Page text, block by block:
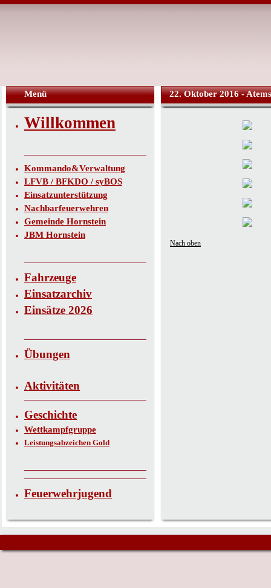
Menü
Willkommen
Kommando&Verwaltung
LFVB / BFKDO / syBOS
Einsatzunterstützung
Nachbarfeuerwehren
Gemeinde Hornstein
JBM Hornstein
Fahrzeuge
Einsatzarchiv
Einsätze 2026
Übungen
Aktivitäten
Geschichte
Wettkampfgruppe
Leistungsabzeichen Gold
Feuerwehrjugend
22. Oktober 2016 -
Nach oben